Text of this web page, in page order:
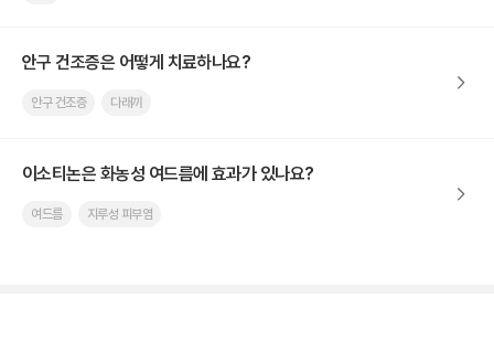
안구 건조증은 어떻게 치료하나요?
안구 건조증 다래끼
이소티논은 화농성 여드름에 효과가 있나요?
여드름 지루성 피부염